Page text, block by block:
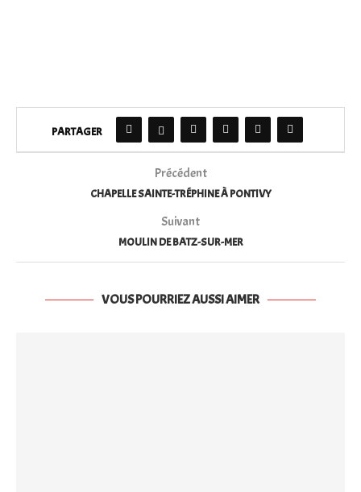
PARTAGER
Précédent
CHAPELLE SAINTE-TRÉPHINE À PONTIVY
Suivant
MOULIN DE BATZ-SUR-MER
VOUS POURRIEZ AUSSI AIMER